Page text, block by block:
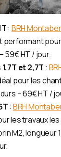
: BRH
performant
59€ HT / jour.
et 2,7T :
pour les
– 69€ HT /
: BRH
les travaux
M2, longueur